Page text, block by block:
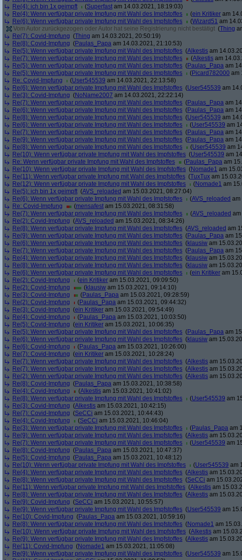
Re(4): ich bin 1x geimpft
(Superfast am 14.03.2021, 18:19:03)
Re(4): Wenn verfügbar private Impfung mit Wahl des Impfstoffes
(ein Kritiker am
Re(6): Wenn verfügbar private Impfung mit Wahl des Impfstoffes
(Wizard51 am
Vom Autor zurückgezogen oder Autor hat seine Registrierung nicht bestätigt (Thing
Re(7): Covid-Impfung (Thing am 14.03.2021, 20:50:19)
Re(8): Covid-Impfung (Paulas_Papa am 14.03.2021, 21:10:53)
Re(5): Wenn verfügbar private Impfung mit Wahl des Impfstoffes (Alkestis am
Re(7): Wenn verfügbar private Impfung mit Wahl des Impfstoffes
(Alkestis am
Re(5): Wenn verfügbar private Impfung mit Wahl des Impfstoffes (Paulas_Papa am
Re(5): Wenn verfügbar private Impfung mit Wahl des Impfstoffes
(Picard782000 am
Re: Covid-Impfung
(User545539 am 14.03.2021, 22:13:58)
Re(6): Wenn verfügbar private Impfung mit Wahl des Impfstoffes (User545539 am
Re(3): Covid-Impfung (NoName2007 am 14.03.2021, 22:22:14)
Re(7): Wenn verfügbar private Impfung mit Wahl des Impfstoffes (Paulas_Papa am
Re(6): Wenn verfügbar private Impfung mit Wahl des Impfstoffes (Paulas_Papa am
Re(8): Wenn verfügbar private Impfung mit Wahl des Impfstoffes (User545539 am
Re(6): Wenn verfügbar private Impfung mit Wahl des Impfstoffes
(User545539 am
Re(7): Wenn verfügbar private Impfung mit Wahl des Impfstoffes (Paulas_Papa am
Re(9): Wenn verfügbar private Impfung mit Wahl des Impfstoffes (Paulas_Papa am
Re(8): Wenn verfügbar private Impfung mit Wahl des Impfstoffes
(User545539 am
Re(10): Wenn verfügbar private Impfung mit Wahl des Impfstoffes (User545539 am
Re: Wenn verfügbar private Impfung mit Wahl des Impfstoffes
(Paulas_Papa am
Re(10): Wenn verfügbar private Impfung mit Wahl des Impfstoffes (Nomade1 am
Re(11): Wenn verfügbar private Impfung mit Wahl des Impfstoffes (TuxTux am
Re(12): Wenn verfügbar private Impfung mit Wahl des Impfstoffes
(Nomade1 am
Re(5): ich bin 1x geimpft (AVS_reloaded am 15.03.2021, 08:27:04)
Re(6): Wenn verfügbar private Impfung mit Wahl des Impfstoffes
(AVS_reloaded am
Re: Covid-Impfung
(mensafest am 15.03.2021, 08:31:58)
Re(7): Wenn verfügbar private Impfung mit Wahl des Impfstoffes
(AVS_reloaded
Re(2): Covid-Impfung (AVS_reloaded am 15.03.2021, 08:34:26)
Re(8): Wenn verfügbar private Impfung mit Wahl des Impfstoffes (AVS_reloaded am
Re(9): Wenn verfügbar private Impfung mit Wahl des Impfstoffes (Paulas_Papa am
Re(6): Wenn verfügbar private Impfung mit Wahl des Impfstoffes (klausiw am
Re(7): Wenn verfügbar private Impfung mit Wahl des Impfstoffes (Paulas_Papa am
Re(4): Wenn verfügbar private Impfung mit Wahl des Impfstoffes (klausiw am
Re(8): Wenn verfügbar private Impfung mit Wahl des Impfstoffes (klausiw am
Re(6): Wenn verfügbar private Impfung mit Wahl des Impfstoffes
(ein Kritiker am
Re(2): Covid-Impfung
(ein Kritiker am 15.03.2021, 09:09:50)
Re(2): Covid-Impfung
(klausiw am 15.03.2021, 09:14:10)
Re(3): Covid-Impfung
(Paulas_Papa am 15.03.2021, 09:28:59)
Re(2): Covid-Impfung
(Paulas_Papa am 15.03.2021, 09:44:32)
Re(3): Covid-Impfung (ein Kritiker am 15.03.2021, 09:54:49)
Re(4): Covid-Impfung
(Paulas_Papa am 15.03.2021, 10:03:50)
Re(5): Covid-Impfung (ein Kritiker am 15.03.2021, 10:06:35)
Re(5): Wenn verfügbar private Impfung mit Wahl des Impfstoffes (Paulas_Papa am
Re(6): Wenn verfügbar private Impfung mit Wahl des Impfstoffes (klausiw am
Re(6): Covid-Impfung
(Paulas_Papa am 15.03.2021, 10:26:00)
Re(7): Covid-Impfung (ein Kritiker am 15.03.2021, 10:28:24)
Re(7): Wenn verfügbar private Impfung mit Wahl des Impfstoffes (Alkestis am
Re(7): Wenn verfügbar private Impfung mit Wahl des Impfstoffes (Alkestis am
Re(2): Wenn verfügbar private Impfung mit Wahl des Impfstoffes (Alkestis am
Re(8): Covid-Impfung (Paulas_Papa am 15.03.2021, 10:38:58)
Re(4): Covid-Impfung
(Alkestis am 15.03.2021, 10:41:02)
Re(8): Wenn verfügbar private Impfung mit Wahl des Impfstoffes
(User545539 am
Re(3): Covid-Impfung (Alkestis am 15.03.2021, 10:42:15)
Re(7): Covid-Impfung (SeCCi am 15.03.2021, 10:44:43)
Re(4): Covid-Impfung
(SeCCi am 15.03.2021, 10:46:04)
Re(3): Wenn verfügbar private Impfung mit Wahl des Impfstoffes
(Paulas_Papa am
Re(9): Wenn verfügbar private Impfung mit Wahl des Impfstoffes (Alkestis am
Re(7): Wenn verfügbar private Impfung mit Wahl des Impfstoffes
(User545539 am
Re(8): Covid-Impfung (Paulas_Papa am 15.03.2021, 10:47:37)
Re(5): Covid-Impfung (Paulas_Papa am 15.03.2021, 10:48:12)
Re(10): Wenn verfügbar private Impfung mit Wahl des Impfstoffes
(User545539 am
Re(4): Wenn verfügbar private Impfung mit Wahl des Impfstoffes (Alkestis am
Re(8): Wenn verfügbar private Impfung mit Wahl des Impfstoffes (SeCCi am
Re(11): Wenn verfügbar private Impfung mit Wahl des Impfstoffes (Alkestis am
Re(8): Wenn verfügbar private Impfung mit Wahl des Impfstoffes (Alkestis am
Re(9): Covid-Impfung (SeCCi am 15.03.2021, 10:55:57)
Re(9): Wenn verfügbar private Impfung mit Wahl des Impfstoffes (User545539 am
Re(10): Covid-Impfung (Paulas_Papa am 15.03.2021, 10:59:16)
Re(8): Wenn verfügbar private Impfung mit Wahl des Impfstoffes (Nomade1 am
Re(10): Wenn verfügbar private Impfung mit Wahl des Impfstoffes (Alkestis am
Re(9): Wenn verfügbar private Impfung mit Wahl des Impfstoffes (Alkestis am
Re(11): Covid-Impfung (Nomade1 am 15.03.2021, 11:05:08)
Re(9): Wenn verfügbar private Impfung mit Wahl des Impfstoffes (User545539 am